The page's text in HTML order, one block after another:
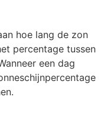
hoe lang de zon
percentage tussen
een dag